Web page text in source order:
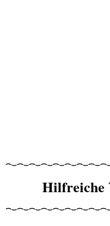
Hilfreiche